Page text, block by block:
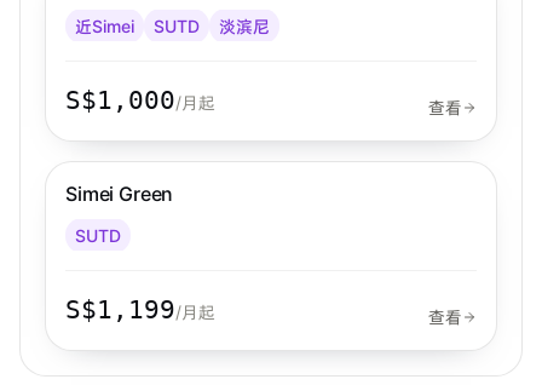
近Simei SUTD 淡滨尼
S$1,000/月起
查看
Simei Green
SUTD
S$1,199/月起 查看